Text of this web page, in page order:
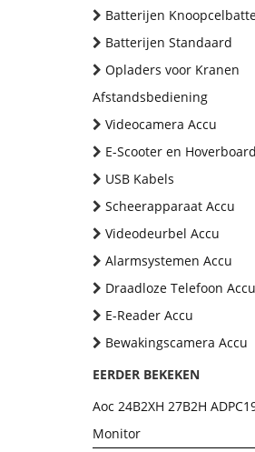
Batterijen
Batterijen Standaard
Opladers voor Kranen
Afstandsbediening
Videocamera Accu
E-Scooter en
USB Kabels
Scheerapparaat Accu
Videodeurbel Accu
Alarmsystemen Accu
Draadloze Telefoon Accu
E-Reader Accu
Bewakingscamera Accu
EERDER BEKEKEN
Aoc 24B2XH 27B2H
Monitor